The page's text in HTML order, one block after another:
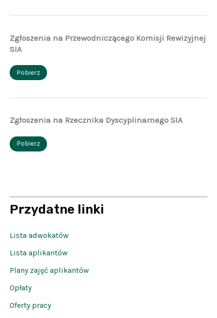
Zgłoszenia na Przewodniczącego Komisji Rewizyjnej
SIA
Pobierz
Zgłoszenia na Rzecznika Dyscyplinarnego SIA
Pobierz
Przydatne linki
Lista adwokatów
Lista aplikantów
Plany zajęć aplikantów
Opłaty
Oferty pracy